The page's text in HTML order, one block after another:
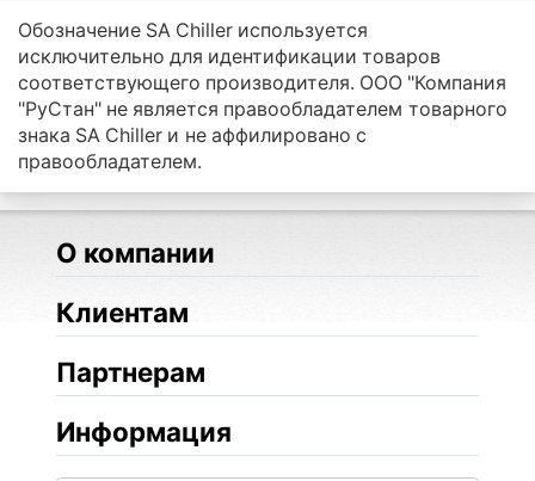
Обозначение SA Chiller используется
исключительно для идентификации товаров
соответствующего производителя. ООО "Компания
"РуСтан" не является правообладателем товарного
знака SA Chiller и не аффилировано с
правообладателем.
О компании
Клиентам
Партнерам
Информация